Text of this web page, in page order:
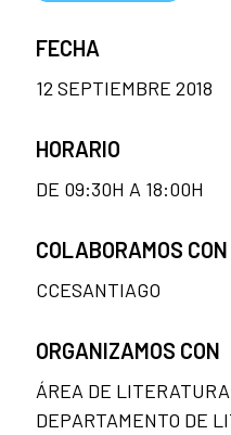
FECHA
12 SEPTIEMBRE 2018
HORARIO
DE 09:30H A 18:00H
COLABORAMOS CON
CCESANTIAGO
ORGANIZAMOS CON
ÁREA DE
DEPARTAMENTO DE